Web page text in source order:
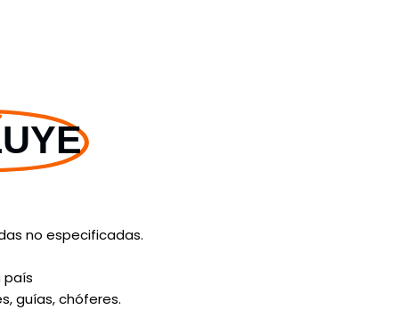
no especificadas.
país
guías, chóferes.